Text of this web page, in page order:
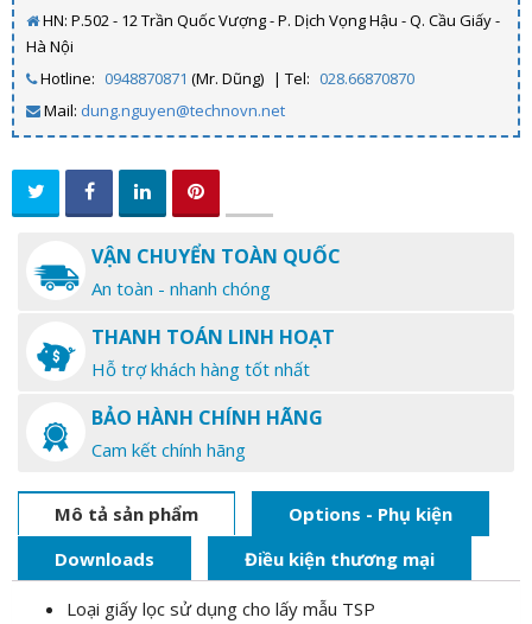
HN: P.502 - 12 Trần Quốc Vượng - P. Dịch Vọng Hậu - Q. Cầu Giấy -
Hà Nội
Hotline: 0948870871 (Mr. Dũng) | Tel: 028.66870870
Mail: dung.nguyen@technovn.net
VẬN CHUYỂN TOÀN QUỐC
An toàn - nhanh chóng
THANH TOÁN LINH HOẠT
Hỗ trợ khách hàng tốt nhất
BẢO HÀNH CHÍNH HÃNG
Cam kết chính hãng
Mô tả sản phẩm
Options - Phụ kiện
Downloads
Điều kiện thương mại
Loại giấy lọc sử dụng cho lấy mẫu TSP